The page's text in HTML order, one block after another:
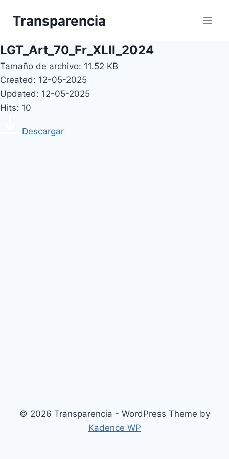
Transparencia
LGT_Art_70_Fr_XLII_2024
Tamaño de archivo: 11.52 KB
Created: 12-05-2025
Updated: 12-05-2025
Hits: 10
Descargar
© 2026 Transparencia - WordPress Theme by
Kadence WP